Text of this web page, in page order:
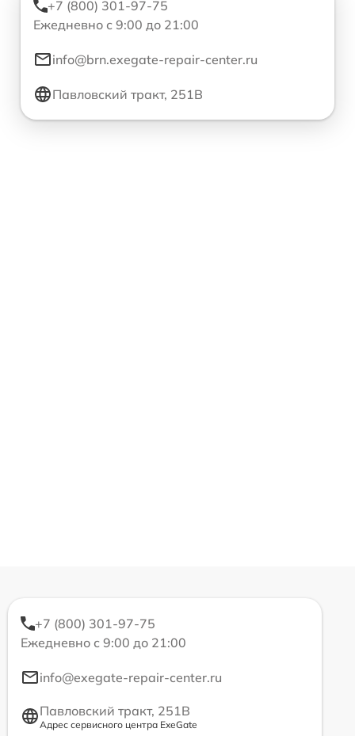
+7 (800) 301-97-75
Ежедневно с 9:00 до 21:00
info@brn.exegate-repair-center.ru
Павловский тракт, 251В
+7 (800) 301-97-75
Ежедневно с 9:00 до 21:00
info@exegate-repair-center.ru
Павловский тракт, 251В
Адрес сервисного центра ExeGate